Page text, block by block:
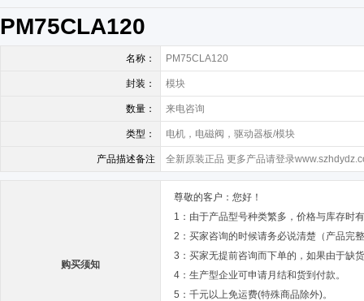
PM75CLA120
名称： PM75CLA120
封装： 模块
数量： 来电咨询
类型： 电机，电磁阀，驱动器板/模块
产品描述备注 全新原装正品 更多产品请登录
购买须知
尊敬的客户：您好！
1：由于产品型号种类繁多，价格与库存时
2：买家咨询的时候请务必说清楚（产品完
3：买家无提前咨询而下单的，如果由于缺
4：生产型企业可申请月结和货到付款。
5：千元以上免运费(特殊商品除外)。